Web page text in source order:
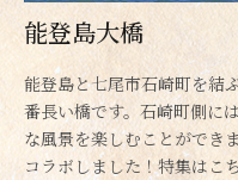
能登島大橋
能登島と七尾市石崎町を結
番長い橋です。石崎町側に
な風景を楽しむことができ
コラボしました！特集はこ